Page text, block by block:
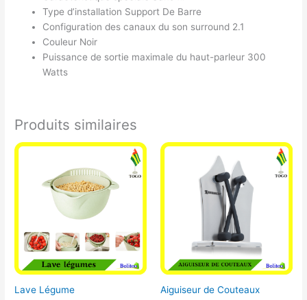
Type d’installation Support De Barre
Configuration des canaux du son surround 2.1
Couleur Noir
Puissance de sortie maximale du haut-parleur 300
Watts
Produits similaires
Lave Légume Aiguiseur de Couteaux